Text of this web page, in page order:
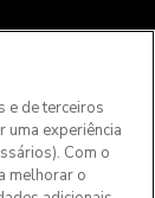
e de terceiros
uma experiência
Com o
melhorar o